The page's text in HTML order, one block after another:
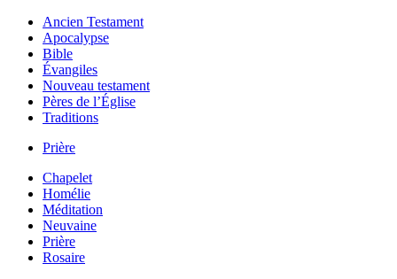
Ancien Testament
Apocalypse
Bible
Évangiles
Nouveau testament
Pères de l’Église
Traditions
Prière
Chapelet
Homélie
Méditation
Neuvaine
Prière
Rosaire